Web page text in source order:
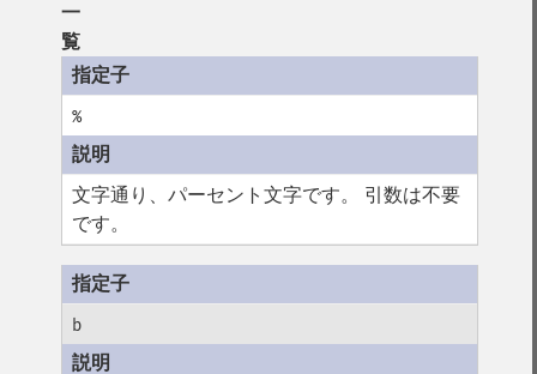
一
覧
%
文字通り、パーセント文字です。 引数は不要
です。
b